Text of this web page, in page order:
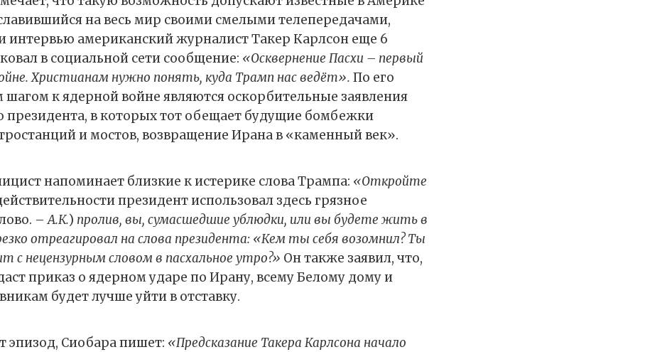
на весь мир своими смелыми телепередачами,
интервью американский журналист Такер Карлсон еще 6
в социальной сети сообщение: «Осквернение Пасхи – первый
Христианам нужно понять, куда Трамп нас ведёт». По его
к ядерной войне являются оскорбительные заявления
президента, в которых тот обещает будущие бомбежки
и мостов, возвращение Ирана в «каменный век».
напоминает близкие к истерике слова Трампа: «Откройте
президент использовал здесь грязное
–А.К.) пролив, вы, сумасшедшие ублюдки, или вы будете жить в
отреагировал на слова президента: «Кем ты себя возомнил? Ты
с нецензурным словом в пасхальное утро?» Он также заявил, что,
приказ о ядерном ударе по Ирану, всему Белому дому и
будет лучше уйти в отставку.
эпизод, Сиобара пишет: «Предсказание Такера Карлсона начало